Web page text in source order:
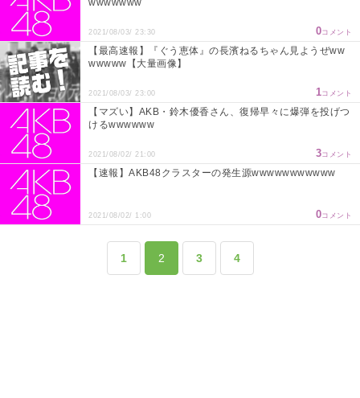
2021/08/03/ 23:30 0コメント
【最高速報】『ぐう恵体』の長濱ねるちゃん見ようぜww
wwwww【大量画像】
2021/08/03/ 23:00 1コメント
【マズい】AKB・鈴木優香さん、復帰早々に爆弾を投げつ
けるwwwwww
2021/08/02/ 21:00 3コメント
【速報】AKB48クラスターの発生源wwwwwwwwwww
2021/08/02/ 1:00 0コメント
1 2 3 4